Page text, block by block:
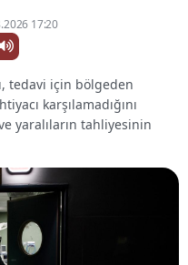
17:20
tedavi için bölgeden
karşılamadığını
yaralıların tahliyesinin